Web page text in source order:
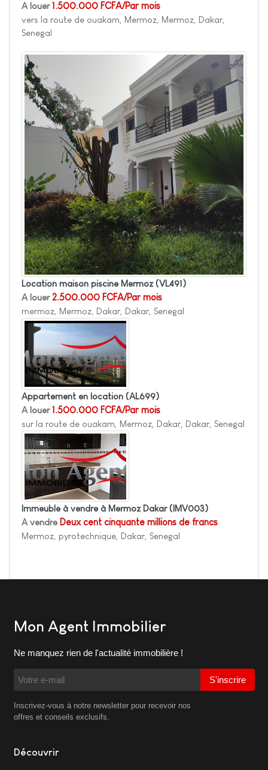
A louer1.500.000 FCFA/Par mois
vers la route de ouakam, Mermoz, Mermoz, Dakar,
Senegal
Location maison piscine Mermoz (VL491)
A louer 2.500.000 FCFA/Par mois
mermoz, Mermoz, Dakar, Dakar, Senegal
Appartement en location (AL699)
A louer1.500.000 FCFA/Par mois
sur la route de ouakam, Mermoz, Dakar, Dakar, Senegal
Immeuble à vendre à Mermoz Dakar (IMV003)
A vendre Deux cent cinquante millions de francs
Mermoz, pyrotechnique, Dakar, Senegal
Mon Agent Immobilier
Ne manquez rien de l'actualité immobilière !
S'inscrire
Inscrivez-vous à notre newsletter pour recevoir nos
offres et conseils exclusifs.
Découvrir